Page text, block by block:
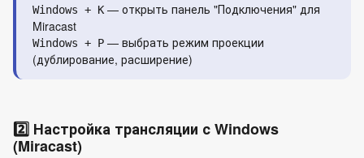
Windows + K — открыть панель "Подключения" для
Miracast
Windows + P — выбрать режим проекции
(дублирование, расширение)
2️⃣ Настройка трансляции с Windows
(Miracast)